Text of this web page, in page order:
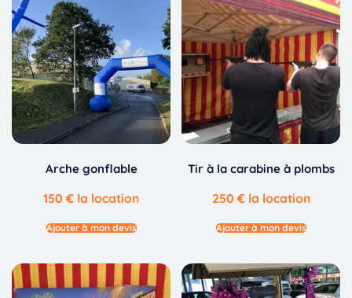
Arche gonflable
150 € la location
Ajouter à mon devis
Tir à la carabine à plombs
250 €la location
Ajouter à mon devis